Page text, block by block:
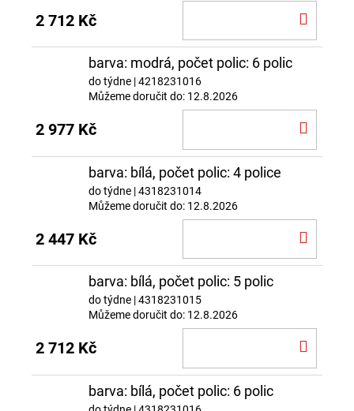
2 712 Kč
barva: modrá, počet polic: 6 polic
do týdne | 4218231016
Můžeme doručit do: 12.8.2026
2 977 Kč
barva: bílá, počet polic: 4 police
do týdne | 4318231014
Můžeme doručit do: 12.8.2026
2 447 Kč
barva: bílá, počet polic: 5 polic
do týdne | 4318231015
Můžeme doručit do: 12.8.2026
2 712 Kč
barva: bílá, počet polic: 6 polic